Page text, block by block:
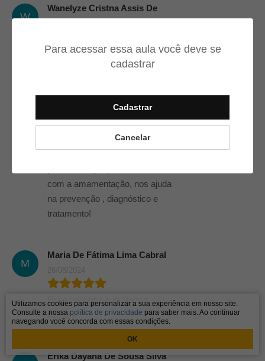
Para acessar essa aula você deve se
cadastrar
Cadastrar
Cancelar
W
Wanelyze Cristna Assis De
MARGARETH PAZZINI DA SILVA
30/08/2024
com a amamentação, nos ajuda
na prevenção , diagnóstico e
tratamento!
M
Maria De Fátima Lima Cabral
Esse cursinho e muito top
demais
Erika Dayana De Sousa Silva
Utilizamos cookies para personalizar a sua experiência em nosso site.
Consulte a nossa política de privacidade para saber mais. Ao continuar
navegando você concorda com essas condições.
OK